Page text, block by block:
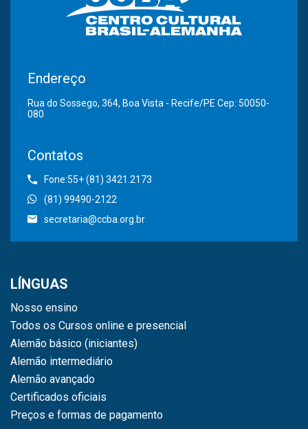
Endereço
Rua do Sossego, 364, Boa Vista - Recife/PE Cep: 50050-
080
Contatos
Fone:55+ (81) 3421.2173
(81) 99490-2122
secretaria@ccba.org.br
LÍNGUAS
Nosso ensino
Todos os Cursos online e presencial
Alemão básico (iniciantes)
Alemão intermediário
Alemão avançado
Certificados oficiais
Preços e formas de pagamento